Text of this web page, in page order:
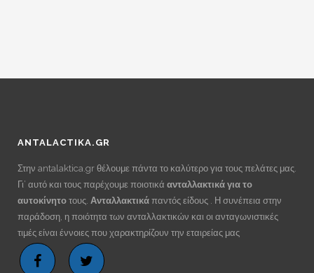
ANTALACTIKA.GR
Στην antalaktica.gr θέλουμε πάντα το καλύτερο για τους πελάτες μας.
Γι’ αυτό και τους παρέχουμε ποιοτικά ανταλλακτικά για το
αυτοκίνητο τους. Ανταλλακτικά παντός είδους . Η συνέπεια στην
παράδοση, η ποιότητα των ανταλλακτικών και οι ανταγωνιστικές
τιμές είναι έννοιες που χαρακτηρίζουν την εταιρείας μας